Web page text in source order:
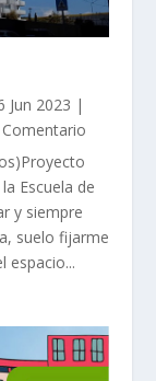
Jun 2023 |
Escuela de
y siempre
suelo fijarme
espacio...